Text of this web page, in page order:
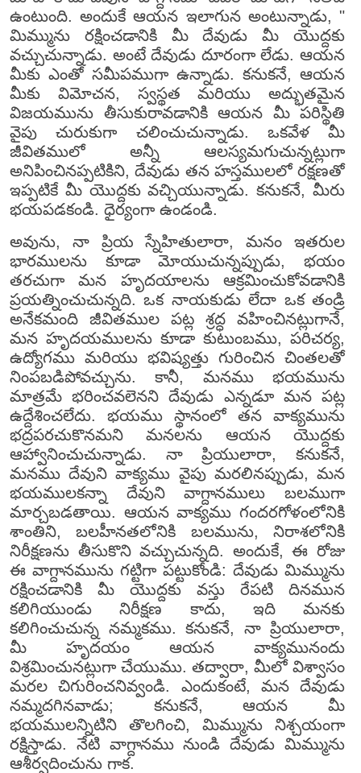
ఉంటుంది. అందుకే ఆయన ఇలాగున అంటున్నాడు, "
మిమ్మును రక్షించడానికి మీ దేవుడు మీ యొద్దకు
వచ్చుచున్నాడు. అంటే దేవుడు దూరంగా లేడు. ఆయన
మీకు ఎంతో సమీపముగా ఉన్నాడు. కనుకనే, ఆయన
మీకు విమోచన, స్వస్థత మరియు అద్భుతమైన
విజయమును తీసుకురావడానికి ఆయన మీ పరిస్థితి
వైపు చురుకుగా చలించుచున్నాడు. ఒకవేళ మీ
జీవితములో అన్నీ ఆలస్యమగుచున్నట్లుగా
అనిపించినప్పటికిని, దేవుడు తన హస్తములలో రక్షణతో
ఇప్పటికే మీ యొద్దకు వచ్చియున్నాడు. కనుకనే, మీరు
భయపడకండి. ధైర్యంగా ఉండండి.
అవును, నా ప్రియ స్నేహితులారా, మనం ఇతరుల
భారములను కూడా మోయుచున్నప్పుడు, భయం
తరచుగా మన హృదయాలను ఆక్రమించుకోవడానికి
ప్రయత్నించుచున్నది. ఒక నాయకుడు లేదా ఒక తండ్రి
అనేకమంది జీవితముల పట్ల శ్రద్ధ వహించినట్లుగానే,
మన హృదయములను కూడా కుటుంబము, పరిచర్య,
ఉద్యోగము మరియు భవిష్యత్తు గురించిన చింతలతో
నింపబడిపోవచ్చును. కానీ, మనము భయమును
మాత్రమే భరించవలెనని దేవుడు ఎన్నడూ మన పట్ల
ఉద్దేశించలేదు. భయము స్థానంలో తన వాక్యమును
భద్రపరచుకొనమని మనలను ఆయన యొద్దకు
ఆహ్వానించుచున్నాడు. నా ప్రియులారా, కనుకనే,
మనము దేవుని వాక్యము వైపు మరలినప్పుడు, మన
భయములకన్నా దేవుని వాగ్దానములు బలముగా
మార్చబడతాయి. ఆయన వాక్యము గందరగోళంలోనికి
శాంతిని, బలహీనతలోనికి బలమును, నిరాశలోనికి
నిరీక్షణను తీసుకొని వచ్చుచున్నది. అందుకే, ఈ రోజు
ఈ వాగ్దానమును గట్టిగా పట్టుకోండి: దేవుడు మిమ్మును
రక్షించడానికి మీ యొద్దకు వస్తు రేపటి దినమున
కలిగియుండు నిరీక్షణ కాదు, ఇది మనకు
కలిగించుచున్న నమ్మకము. కనుకనే, నా ప్రియులారా,
మీ హృదయం ఆయన వాక్యమునందు
విశ్రమించునట్లుగా చేయుము. తద్వారా, మీలో విశ్వాసం
మరల చిగురించనివ్వండి. ఎందుకంటే, మన దేవుడు
నమ్మదగినవాడు; కనుకనే, ఆయన మీ
భయములన్నిటిని తొలగించి, మిమ్మును నిశ్చయంగా
రక్షిస్తాడు. నేటి వాగ్దానము నుండి దేవుడు మిమ్మును
ఆశీర్వదించును గాక.